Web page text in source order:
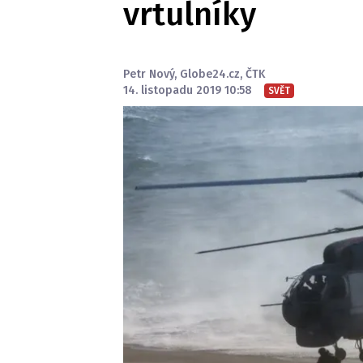
vrtulníky
Petr Nový, Globe24.cz, ČTK
14. listopadu 2019 10:58
SVĚT